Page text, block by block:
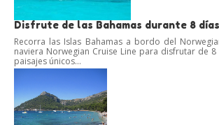
Disfrute de las Bahamas durante 8 días
Recorra las Islas Bahamas a bordo del
naviera Norwegian Cruise Line para disfrutar de
paisajes únicos...